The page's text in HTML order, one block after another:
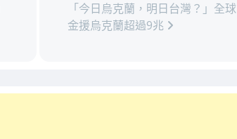
「今日烏克蘭，明日台灣？」全球
金援烏克蘭超過9兆